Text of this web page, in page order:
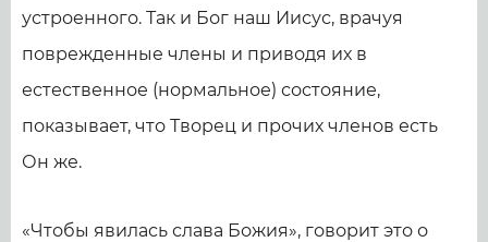
устроенного. Так и Бог наш Иисус, врачуя
поврежденные члены и приводя их в
естественное (нормальное) состояние,
показывает, что Творец и прочих членов есть
Он же.
«Чтобы явилась слава Божия», говорит это о